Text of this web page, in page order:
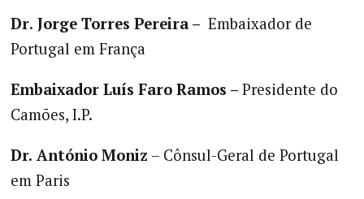
Dr. Jorge Torres Pereira – Embaixador de
Portugal em França
Embaixador Luís Faro Ramos – Presidente do
Camões, I.P.
Dr. António Moniz – Cônsul-Geral de Portugal
em Paris